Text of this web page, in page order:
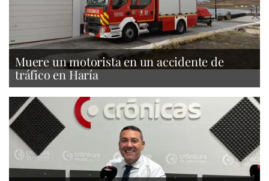
Muere un motorista en un accidente de
tráfico en Haría